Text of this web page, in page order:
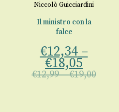
Niccolò Guicciardini
Il ministro con la
falce
€12,34–
€18,05
€12,99–€19,00